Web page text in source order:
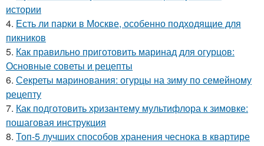
истории
4. Есть ли парки в Москве, особенно подходящие для
пикников
5. Как правильно приготовить маринад для огурцов:
Основные советы и рецепты
6. Секреты маринования: огурцы на зиму по семейному
рецепту
7. Как подготовить хризантему мультифлора к зимовке:
пошаговая инструкция
8. Топ-5 лучших способов хранения чеснока в квартире